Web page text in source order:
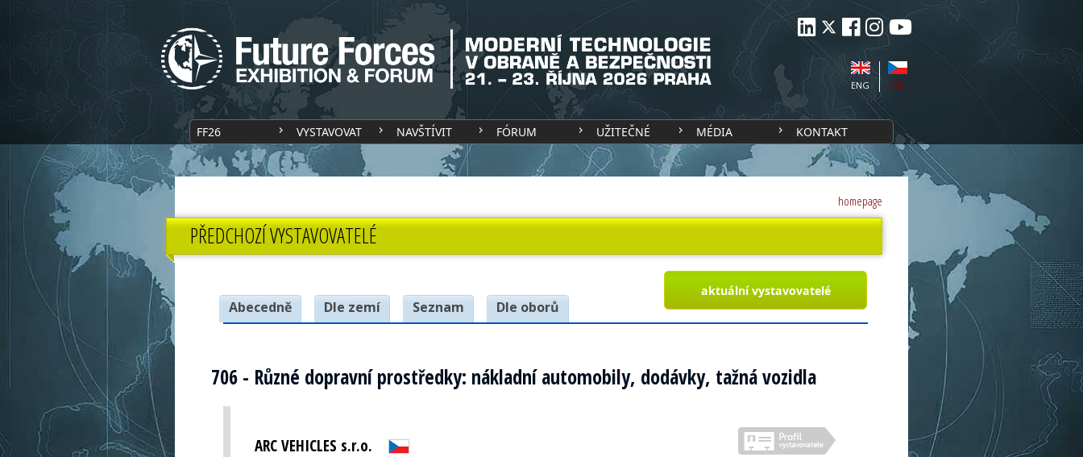
CZE
ENG
FF26 VYSTAVOVAT NAVŠTÍVIT FÓRUM UŽITEČNÉ MÉDIA KONTAKT
homepage
PŘEDCHOZÍ VYSTAVOVATELÉ
aktuální vystavovatelé
Abecedně Dle zemí Seznam Dle oborů
706 - Různé dopravní prostředky: nákladní automobily, dodávky, tažná vozidla
ARC VEHICLES s.r.o.